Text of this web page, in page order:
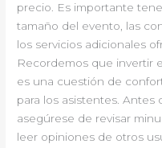
precio. Es importante
tamaño del evento, las
los servicios adicionales
Recordemos que invertir
es una cuestión de
para los asistentes. Antes
asegúrese de revisar
leer opiniones de otros